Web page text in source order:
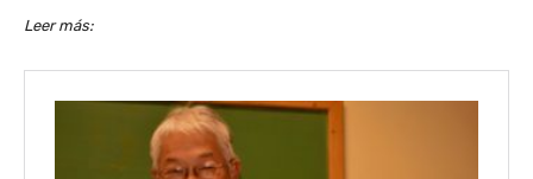
Leer más: